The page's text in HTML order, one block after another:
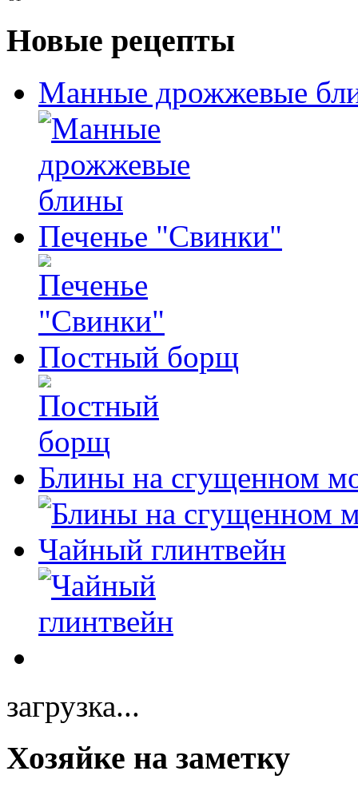
Новые рецепты
Манные дрожжевые
Печенье "Свинки"
Постный борщ
Блины на сгущенном
Чайный глинтвейн
загрузка...
Хозяйке на заметку